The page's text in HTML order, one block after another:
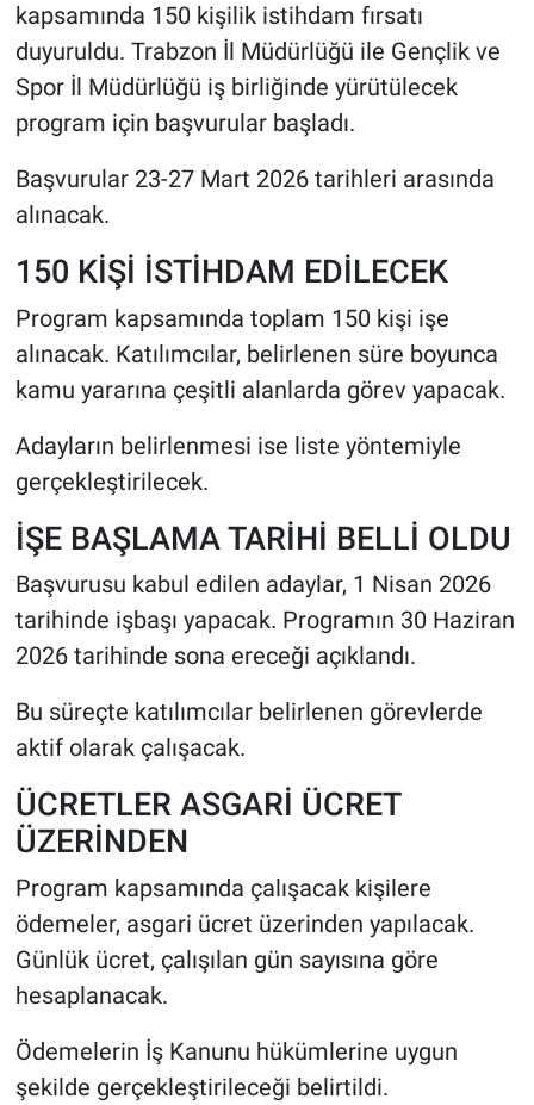
kapsamında 150 kişilik istihdam fırsatı
duyuruldu. Trabzon İl Müdürlüğü ile Gençlik ve
Spor İl Müdürlüğü iş birliğinde yürütülecek
program için başvurular başladı.
Başvurular 23-27 Mart 2026 tarihleri arasında
alınacak.
150 KİŞİ İSTİHDAM EDİLECEK
Program kapsamında toplam 150 kişi işe
alınacak. Katılımcılar, belirlenen süre boyunca
kamu yararına çeşitli alanlarda görev yapacak.
Adayların belirlenmesi ise liste yöntemiyle
gerçekleştirilecek.
İŞE BAŞLAMA TARİHİ BELLİ OLDU
Başvurusu kabul edilen adaylar, 1 Nisan 2026
tarihinde işbaşı yapacak. Programın 30 Haziran
2026 tarihinde sona ereceği açıklandı.
Bu süreçte katılımcılar belirlenen görevlerde
aktif olarak çalışacak.
ÜCRETLER ASGARİ ÜCRET
ÜZERİNDEN
Program kapsamında çalışacak kişilere
ödemeler, asgari ücret üzerinden yapılacak.
Günlük ücret, çalışılan gün sayısına göre
hesaplanacak.
Ödemelerin İş Kanunu hükümlerine uygun
şekilde gerçekleştirileceği belirtildi.
ÇEVRE
HABERDE İNSAN
SPOR
MAGAZİN
Bilim, Teknoloji